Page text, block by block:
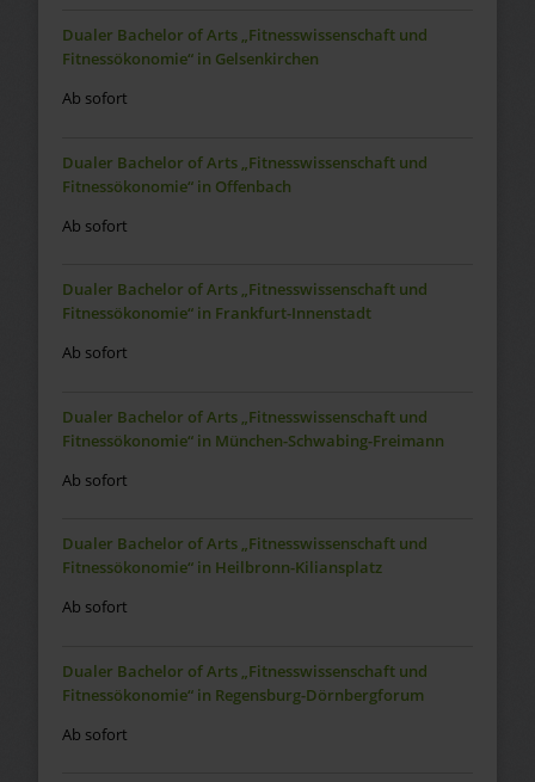
Dualer Bachelor of Arts „Fitnesswissenschaft und
Fitnessökonomie“ in Gelsenkirchen
Ab sofort
Dualer Bachelor of Arts „Fitnesswissenschaft und
Fitnessökonomie“ in Offenbach
Ab sofort
Dualer Bachelor of Arts „Fitnesswissenschaft und
Fitnessökonomie“ in Frankfurt-Innenstadt
Ab sofort
Dualer Bachelor of Arts „Fitnesswissenschaft und
Fitnessökonomie“ in München-Schwabing-Freimann
Ab sofort
Dualer Bachelor of Arts „Fitnesswissenschaft und
Fitnessökonomie“ in Heilbronn-Kiliansplatz
Ab sofort
Dualer Bachelor of Arts „Fitnesswissenschaft und
Fitnessökonomie“ in Regensburg-Dörnbergforum
Ab sofort